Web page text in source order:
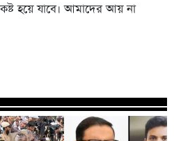
হয়ে যাবে। আমাদের আয় না